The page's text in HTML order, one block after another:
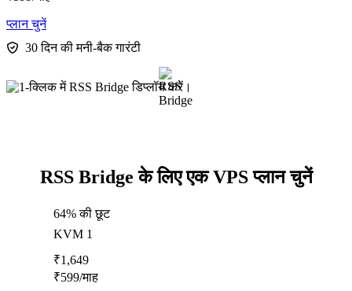
प्लान चुनें
30 दिन की मनी-बैक गारंटी
RSS Bridge के लिए एक VPS प्लान चुनें
64% की छूट
KVM 1
₹1,649
₹599/माह